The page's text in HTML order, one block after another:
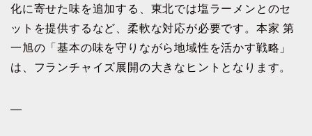
化に寄せた味を追加する、東北では塩ラーメンとのセ
ットを提供するなど、柔軟な対応が必要です。本家 第
一旭の「基本の味を守りながら地域性を活かす戦略」
は、フランチャイズ展開の大きなヒントとなります。
—